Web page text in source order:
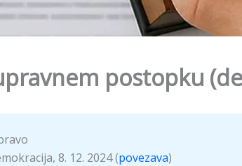
postopku
8. 12. 2024 (povezava)